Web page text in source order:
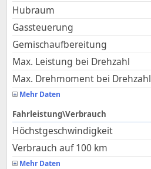
Hubraum
Gassteuerung
Gemischaufbereitung
Max. Leistung bei Drehzahl
Max. Drehmoment bei Drehzahl
Mehr Daten
Fahrleistung\Verbrauch
Höchstgeschwindigkeit
Verbrauch auf 100 km
Mehr Daten